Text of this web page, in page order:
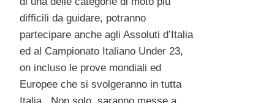
difficili da guidare, potranno
partecipare anche agli Assoluti d’Italia
ed al Campionato Italiano Under 23,
on incluso le prove mondiali ed
Europee che si svolgeranno in tutta